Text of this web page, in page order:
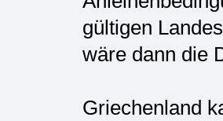
gültigen
wäre dann die
Griechenland